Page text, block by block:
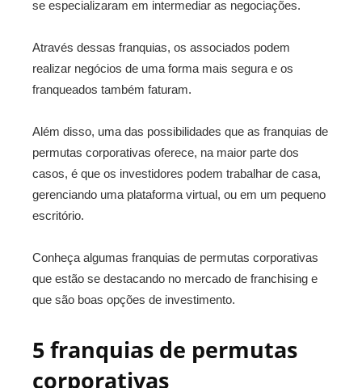
se especializaram em intermediar as negociações.
Através dessas franquias, os associados podem
realizar negócios de uma forma mais segura e os
franqueados também faturam.
Além disso, uma das possibilidades que as franquias de
permutas corporativas oferece, na maior parte dos
casos, é que os investidores podem trabalhar de casa,
gerenciando uma plataforma virtual, ou em um pequeno
escritório.
Conheça algumas franquias de permutas corporativas
que estão se destacando no mercado de franchising e
que são boas opções de investimento.
5 franquias de permutas
corporativas